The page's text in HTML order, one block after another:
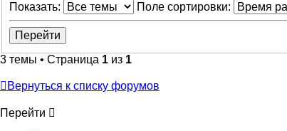
Показать: Поле сортировки:
3 темы • Страница 1 из 1
Вернуться к списку форумов
Перейти